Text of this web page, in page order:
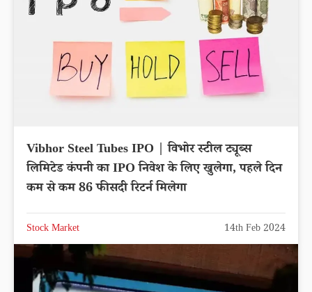
Vibhor Steel Tubes IPO | विभोर स्टील ट्यूब्स
लिमिटेड कंपनी का IPO निवेश के लिए खुलेगा, पहले दिन
कम से कम 86 फीसदी रिटर्न मिलेगा
Stock Market 14th Feb 2024